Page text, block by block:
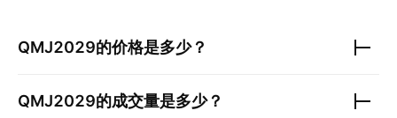
QMJ2029的价格是多少？
QMJ2029的成交量是多少？